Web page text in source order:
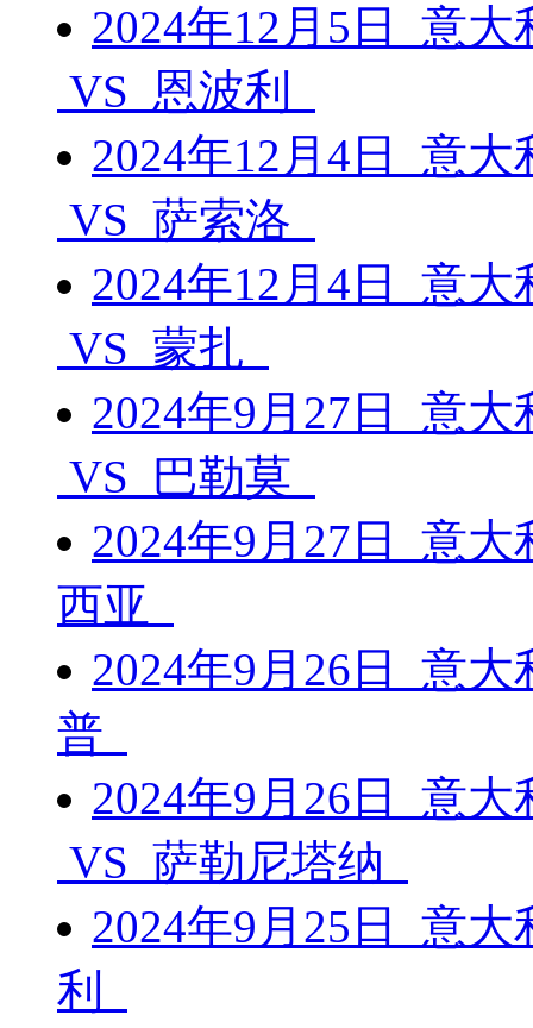
2024年12月5日 意
VS 恩波利
2024年12月4日 意
VS 萨索洛
2024年12月4日 意
VS 蒙扎
2024年9月27日 意
VS 巴勒莫
2024年9月27日 意
西亚
2024年9月26日 意
普
2024年9月26日 意
VS 萨勒尼塔纳
2024年9月25日 意
利